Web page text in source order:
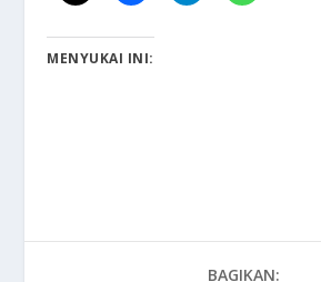
MENYUKAI INI:
BAGIKAN: